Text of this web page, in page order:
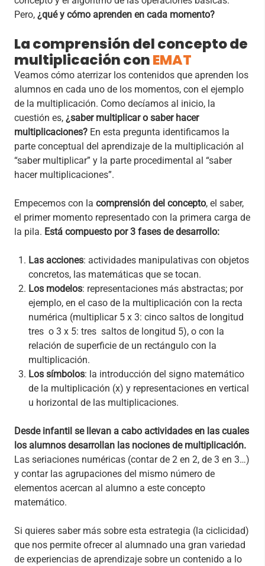
Pero, ¿qué y cómo aprenden en cada momento?
La comprensión del concepto de
multiplicación conEMAT
Veamos cómo aterrizar los contenidos que aprenden los
alumnos en cada uno de los momentos, con el ejemplo
de la multiplicación. Como decíamos al inicio, la
cuestión es, ¿saber multiplicar o saber hacer
multiplicaciones? En esta pregunta identificamos la
parte conceptual del aprendizaje de la multiplicación al
“saber multiplicar” y la parte procedimental al “saber
hacer multiplicaciones”.
Empecemos con la comprensión del concepto, el saber,
el primer momento representado con la primera carga de
la pila. Está compuesto por 3 fases de desarrollo:
Las acciones: actividades manipulativas con objetos
concretos, las matemáticas que se tocan.
Los modelos: representaciones más abstractas; por
ejemplo, en el caso de la multiplicación con la recta
numérica (multiplicar 5 x 3: cinco saltos de longitud
tres o 3 x 5: tres saltos de longitud 5), o con la
relación de superficie de un rectángulo con la
multiplicación.
Los símbolos: la introducción del signo matemático
de la multiplicación (x) y representaciones en vertical
u horizontal de las multiplicaciones.
Desde infantil se llevan a cabo actividades en las cuales
los alumnos desarrollan las nociones de multiplicación.
Las seriaciones numéricas (contar de 2 en 2, de 3 en 3…)
y contar las agrupaciones del mismo número de
elementos acercan al alumno a este concepto
matemático.
Si quieres saber más sobre esta estrategia (la ciclicidad)
que nos permite ofrecer al alumnado una gran variedad
de experiencias de aprendizaje sobre un contenido a lo